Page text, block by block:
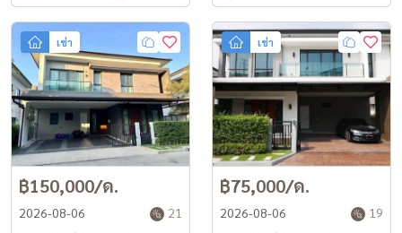
เช่า
฿150,000/ด.
2026-08-06 21
เช่า
฿75,000/ด.
2026-08-06 19